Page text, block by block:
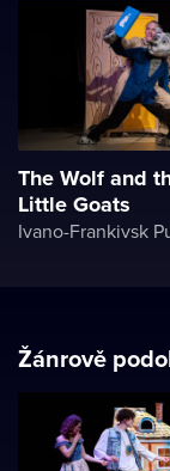
The Wolf and
Little Goats
Žánrově